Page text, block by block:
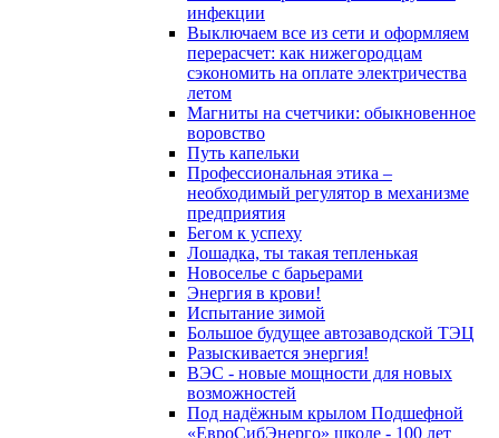
инфекции
Выключаем все из сети и оформляем
перерасчет: как нижегородцам
сэкономить на оплате электричества
летом
Магниты на счетчики: обыкновенное
воровство
Путь капельки
Профессиональная этика –
необходимый регулятор в механизме
предприятия
Бегом к успеху
Лошадка, ты такая тепленькая
Новоселье с барьерами
Энергия в крови!
Испытание зимой
Большое будущее автозаводской ТЭЦ
Разыскивается энергия!
ВЭС - новые мощности для новых
возможностей
Под надёжным крылом Подшефной
«ЕвроСибЭнерго» школе - 100 лет